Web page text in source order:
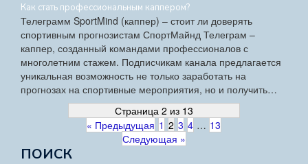
Как стать профессиональным каппером?
Телеграмм SportMind (каппер) – стоит ли доверять
спортивным прогнозистам СпортМайнд Телеграм –
каппер, созданный командами профессионалов с
многолетним стажем. Подписчикам канала предлагается
уникальная возможность не только заработать на
прогнозах на спортивные мероприятия, но и получить…
Страница 2 из 13
« Предыдущая 1 2 3 4 … 13
Следующая »
ПОИСК